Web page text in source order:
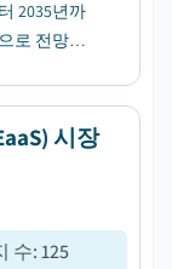
2035년까
로 전망됩
시장
수:125